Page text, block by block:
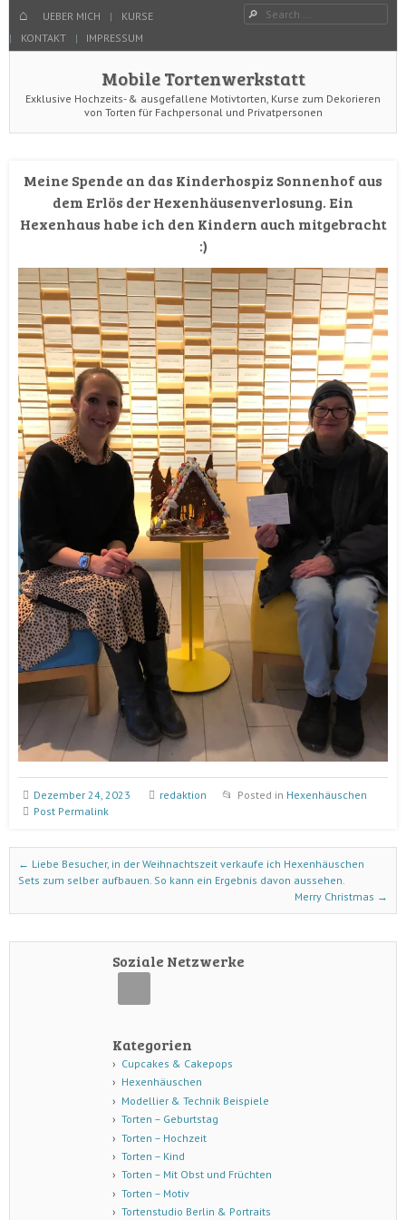
HOME
Menu
SKIP TO CONTENT
UEBER MICH
KURSE
KONTAKT
IMPRESSUM
Search
Mobile Tortenwerkstatt
Exklusive Hochzeits- & ausgefallene Motivtorten, Kurse zum Dekorieren
von Torten für Fachpersonal und Privatpersonen
Meine Spende an das Kinderhospiz Sonnenhof aus
dem Erlös der Hexenhäusenverlosung. Ein
Hexenhaus habe ich den Kindern auch mitgebracht
:)
Dezember 24, 2023 redaktion Posted in Hexenhäuschen
Post Permalink
Post navigation
← Liebe Besucher, in der Weihnachtszeit verkaufe ich Hexenhäuschen
Sets zum selber aufbauen. So kann ein Ergebnis davon aussehen.
Merry Christmas →
Soziale Netzwerke
Kategorien
Cupcakes & Cakepops
Hexenhäuschen
Modellier & Technik Beispiele
Torten – Geburtstag
Torten – Hochzeit
Torten – Kind
Torten – Mit Obst und Früchten
Torten – Motiv
Tortenstudio Berlin & Portraits